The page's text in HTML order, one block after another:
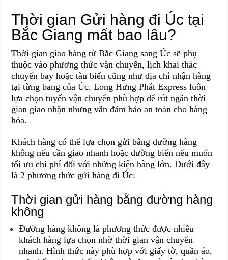
Thời gian Gửi hàng đi Úc tại
Bắc Giang mất bao lâu?
Thời gian giao hàng từ Bắc Giang sang Úc sẽ phụ
thuộc vào phương thức vận chuyển, lịch khai thác
chuyến bay hoặc tàu biển cũng như địa chỉ nhận hàng
tại từng bang của Úc. Long Hưng Phát Express luôn
lựa chọn tuyến vận chuyển phù hợp để rút ngắn thời
gian giao nhận nhưng vẫn đảm bảo an toàn cho hàng
hóa.
Khách hàng có thể lựa chọn gửi bằng đường hàng
không nếu cần giao nhanh hoặc đường biển nếu muốn
tối ưu chi phí đối với những kiện hàng lớn. Dưới đây
là 2 phương thức gửi hàng đi Úc:
Thời gian gửi hàng bằng đường hàng
không
Đường hàng không là phương thức được nhiều
khách hàng lựa chọn nhờ thời gian vận chuyển
nhanh. Hình thức này phù hợp với giấy tờ, quần áo,